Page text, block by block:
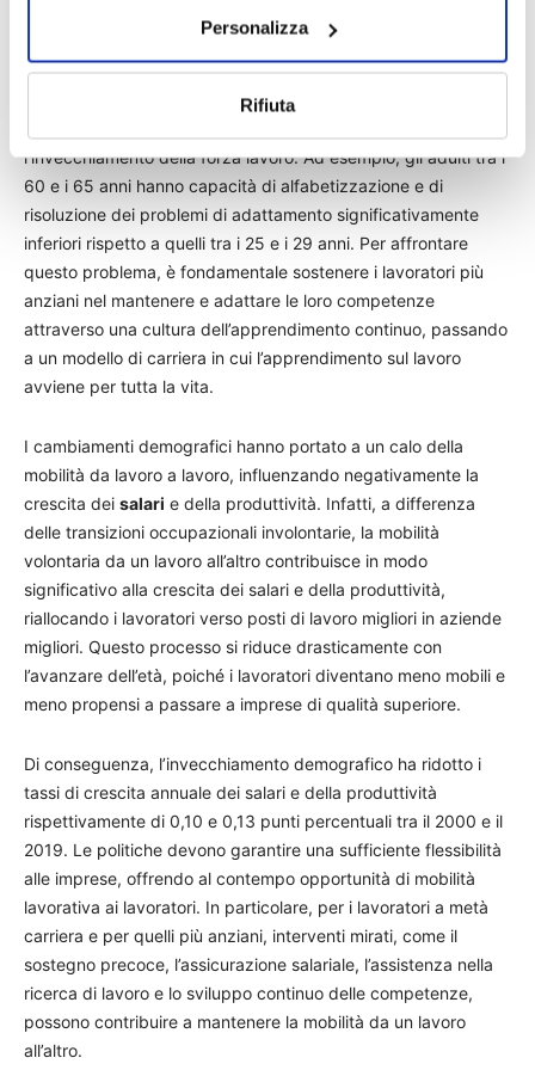
Personalizza
Rifiuta
sostegno, come l’apprendimento permanente, il lavoro
flessibile e gli ambienti di lavoro salubri.
l’invecchiamento della forza lavoro. Ad esempio, gli adulti tra i
60 e i 65 anni hanno capacità di alfabetizzazione e di
risoluzione dei problemi di adattamento significativamente
inferiori rispetto a quelli tra i 25 e i 29 anni. Per affrontare
questo problema, è fondamentale sostenere i lavoratori più
anziani nel mantenere e adattare le loro competenze
attraverso una cultura dell’apprendimento continuo, passando
a un modello di carriera in cui l’apprendimento sul lavoro
avviene per tutta la vita.
I cambiamenti demografici hanno portato a un calo della
mobilità da lavoro a lavoro, influenzando negativamente la
crescita dei salari e della produttività. Infatti, a differenza
delle transizioni occupazionali involontarie, la mobilità
volontaria da un lavoro all’altro contribuisce in modo
significativo alla crescita dei salari e della produttività,
riallocando i lavoratori verso posti di lavoro migliori in aziende
migliori. Questo processo si riduce drasticamente con
l’avanzare dell’età, poiché i lavoratori diventano meno mobili e
meno propensi a passare a imprese di qualità superiore.
Di conseguenza, l’invecchiamento demografico ha ridotto i
tassi di crescita annuale dei salari e della produttività
rispettivamente di 0,10 e 0,13 punti percentuali tra il 2000 e il
2019. Le politiche devono garantire una sufficiente flessibilità
alle imprese, offrendo al contempo opportunità di mobilità
lavorativa ai lavoratori. In particolare, per i lavoratori a metà
carriera e per quelli più anziani, interventi mirati, come il
sostegno precoce, l’assicurazione salariale, l’assistenza nella
ricerca di lavoro e lo sviluppo continuo delle competenze,
possono contribuire a mantenere la mobilità da un lavoro
all’altro.